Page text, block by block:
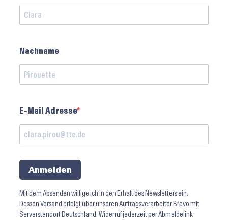
Nachname
E-Mail Adresse
Anmelden
Mit dem Absenden willige ich in den Erhalt des Newsletters ein.
Dessen Versand erfolgt über unseren Auftragsverarbeiter Brevo mit
Serverstandort Deutschland. Widerruf jederzeit per Abmeldelink